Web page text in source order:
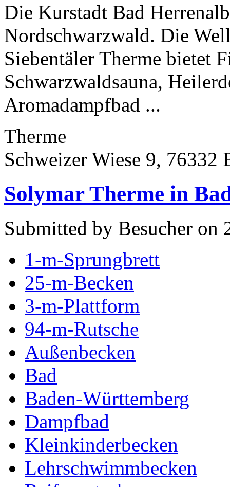
Die Kurstadt Bad
Nordschwarzwald. Die
Siebentäler Therme bietet
Schwarzwaldsauna,
Aromadampfbad ...
Therme
Schweizer Wiese 9, 76332
Solymar Therme in
Submitted by Besucher on
1-m-Sprungbrett
25-m-Becken
3-m-Plattform
94-m-Rutsche
Außenbecken
Bad
Baden-Württemberg
Dampfbad
Kleinkinderbecken
Lehrschwimmbecken